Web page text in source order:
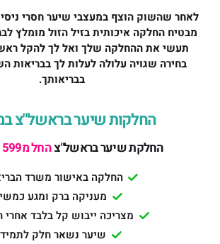
לאחר שהשוק הוצף במעצבי שיער חסרי
מבטיח החלקה איכותית בזיל הזול מומלץ
תעשי את ההחלקה שלך ואל לך להקל ראש
בחירה שגויה עלולה לעלות לך בבריאות
בבריאותך.
החלקות שיער בראשל"צ
החלקת שיער בראשל"צהחל מ599 ₪
החלקה באישור משרד
מעניקה ברק ומגע כמשי
מצריכה ייבוש קל בלבד אחרי
שיער נשאר חלק לתמיד